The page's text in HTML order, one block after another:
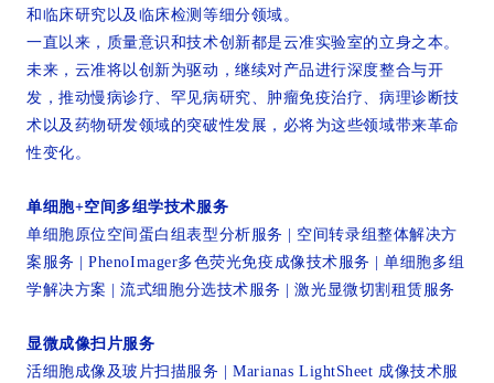
和临床研究以及临床检测等细分领域。
一直以来，质量意识和技术创新都是云准实验室的立身之本。
未来，云准将以创新为驱动，继续对产品进行深度整合与开
发，推动慢病诊疗、罕见病研究、肿瘤免疫治疗、病理诊断技
术以及药物研发领域的突破性发展，必将为这些领域带来革命
性变化。
单细胞+空间多组学技术服务
单细胞原位空间蛋白组表型分析服务 | 空间转录组整体解决方
案服务 | PhenoImager多色荧光免疫成像技术服务 | 单细胞多组
学解决方案 | 流式细胞分选技术服务 | 激光显微切割租赁服务
显微成像扫片服务
活细胞成像及玻片扫描服务 | Marianas LightSheet 成像技术服